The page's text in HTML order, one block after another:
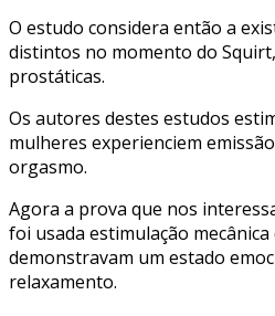
O estudo considera então a
distintos no momento do
prostáticas.
Os autores destes estudos
mulheres experienciem
orgasmo.
Agora a prova que nos
foi usada estimulação
demonstravam um estado
relaxamento.